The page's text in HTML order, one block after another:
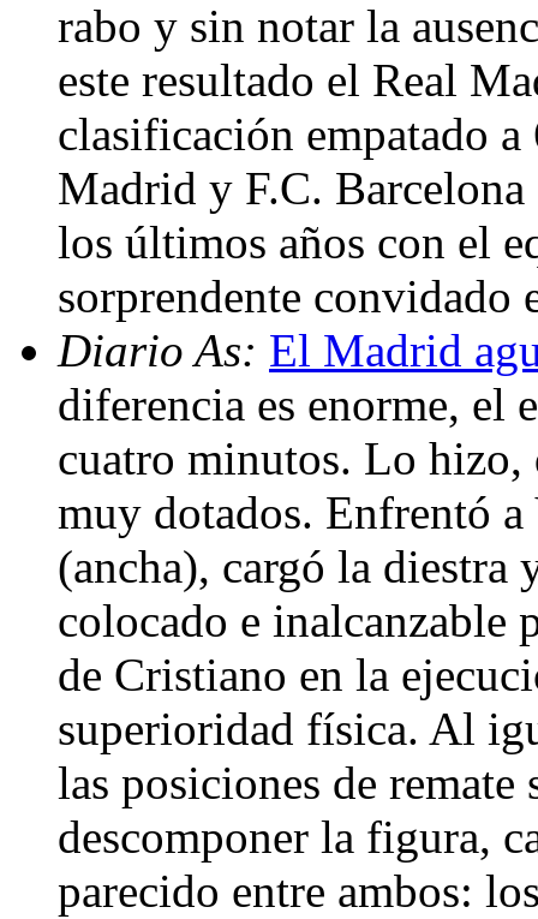
rabo y sin notar la
este resultado el Real
clasificación empatado
Madrid y F.C. Barcelona
los últimos años con el
sorprendente
Diario As: El Madrid
diferencia es enorme, el
cuatro minutos. Lo
muy dotados. Enfrentó
(ancha), cargó la diestra
colocado e inalcanzable
de Cristiano en la
superioridad física. Al
las posiciones de remate
descomponer la figura,
parecido entre ambos: